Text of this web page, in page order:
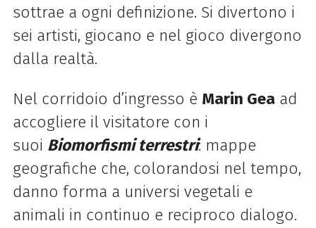
sottrae a ogni definizione. Si divertono i
sei artisti, giocano e nel gioco divergono
dalla realtà.
Nel corridoio d’ingresso è Marin Gea ad
accogliere il visitatore con i
suoi Biomorfismi terrestri: mappe
geografiche che, colorandosi nel tempo,
danno forma a universi vegetali e
animali in continuo e reciproco dialogo.